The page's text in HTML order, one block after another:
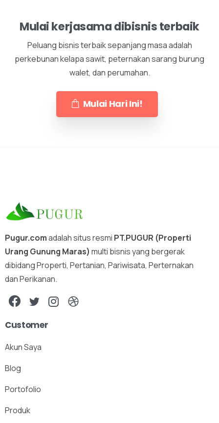
Mulai kerjasama dibisnis terbaik
Peluang bisnis terbaik sepanjang masa adalah
perkebunan kelapa sawit, peternakan sarang burung
walet, dan perumahan.
Mulai Hari Ini!
Pugur.comadalah situs resmi PT.PUGUR (Properti
Urang Gunung Maras) multi bisnis yang bergerak
dibidang Properti, Pertanian, Pariwisata, Perternakan
dan Perikanan.
Customer
Akun Saya
Blog
Portofolio
Produk